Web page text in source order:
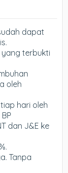
dapat
yang terbukti
oleh
hari oleh
dan J&E ke
Tanpa